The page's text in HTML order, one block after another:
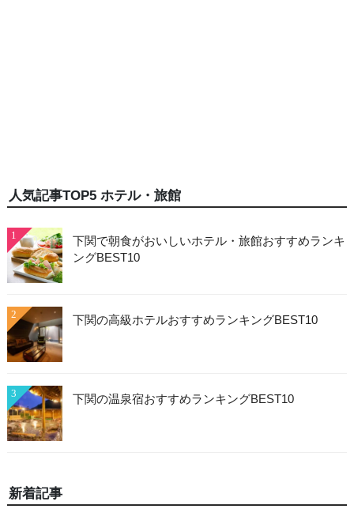
人気記事TOP5 ホテル・旅館
1
下関で朝食がおいしいホテル・旅館おすすめランキ
ングBEST10
2 下関の高級ホテルおすすめランキングBEST10
3 下関の温泉宿おすすめランキングBEST10
新着記事